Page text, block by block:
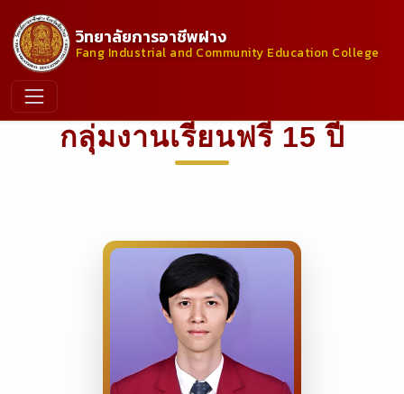
วิทยาลัยการอาชีพฝาง
Fang Industrial and Community Education College
กลุ่มงานเรียนฟรี 15 ปี